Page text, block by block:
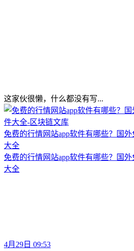
这家伙很懒，什么都没有写...
免费的行情网站app软件有哪些？国
大全
免费的行情网站app软件有哪些？国
大全
4月29日 09:53